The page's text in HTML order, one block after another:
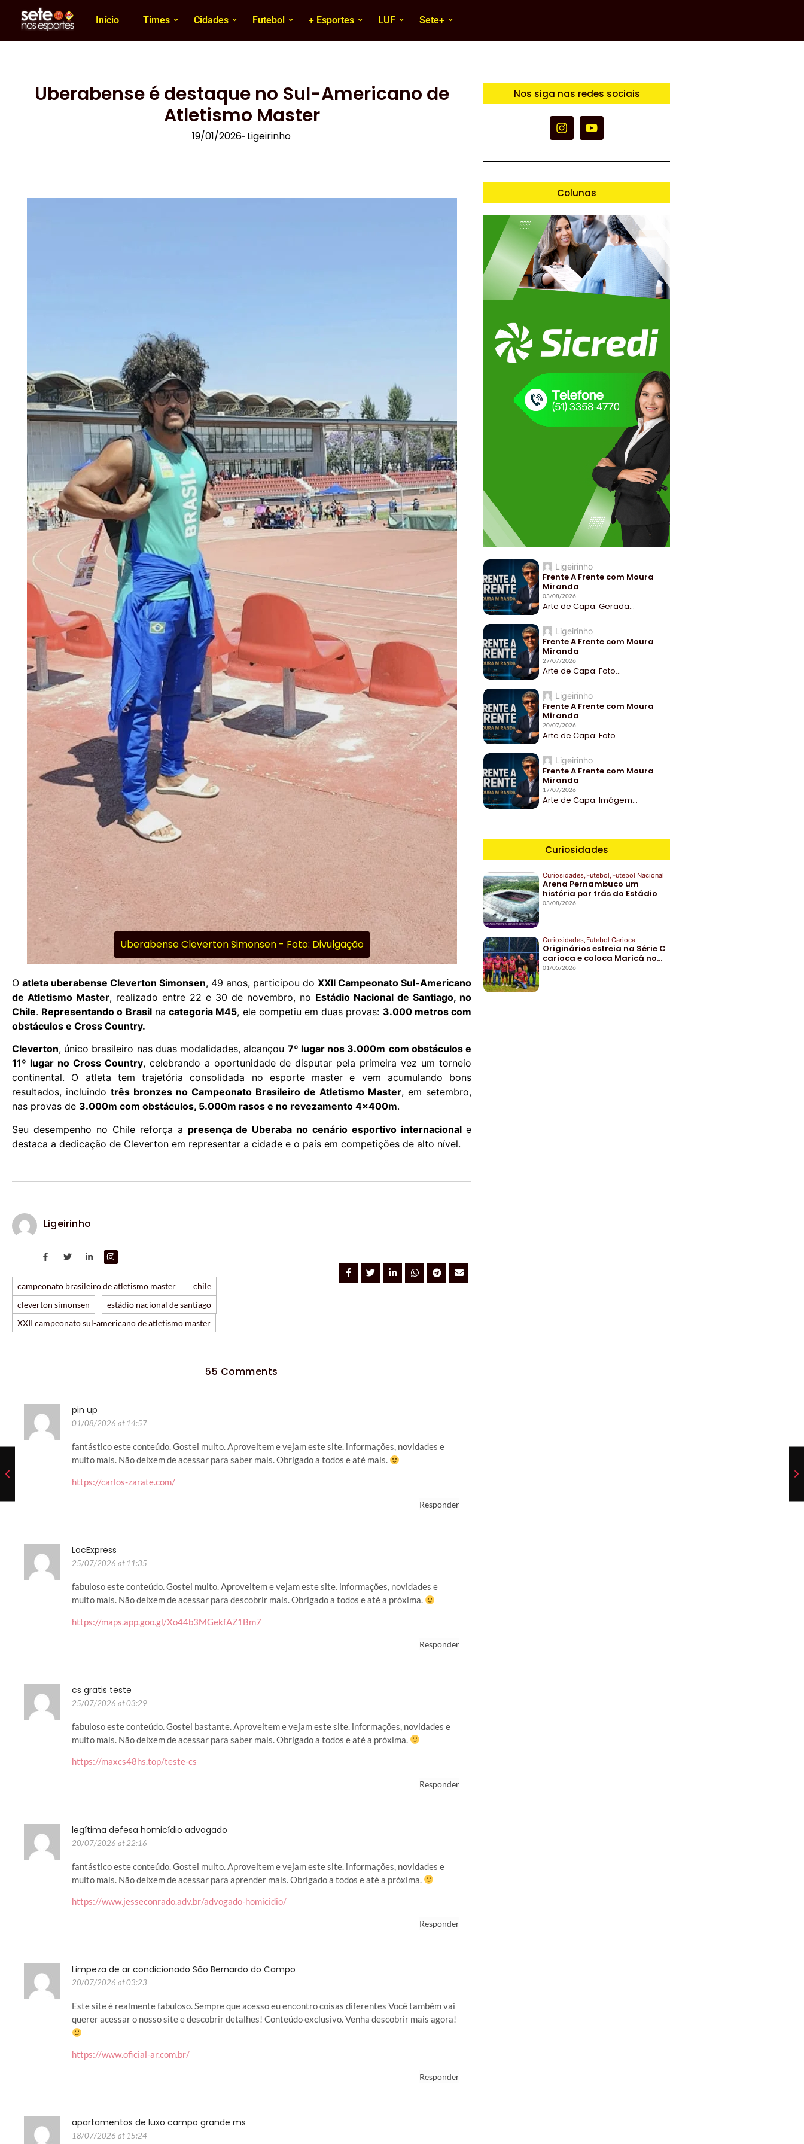
Início Times Cidades Futebol + Esportes LUF Sete+
Uberabense é destaque no Sul-Americano de
Atletismo Master
19/01/2026- Ligeirinho
Uberabense Cleverton Simonsen - Foto: Divulgação
O atleta uberabense Cleverton Simonsen, 49 anos, participou do XXII Campeonato Sul-Americano
de Atletismo Master, realizado entre 22 e 30 de novembro, no Estádio Nacional de Santiago, no
Chile. Representando o Brasilnacategoria M45, ele competiu em duas provas: 3.000 metros com
obstáculos e Cross Country.
Cleverton, único brasileiro nas duas modalidades, alcançou 7º lugar nos 3.000m com obstáculos e
11º lugar no Cross Country, celebrando a oportunidade de disputar pela primeira vez um torneio
continental. O atleta tem trajetória consolidada no esporte master e vem acumulando bons
resultados, incluindo três bronzes no Campeonato Brasileiro de Atletismo Master, em setembro,
nas provas de 3.000m com obstáculos, 5.000m rasos e no revezamento 4x400m.
Seu desempenho no Chile reforça a presença de Uberaba no cenário esportivo internacionale
destaca a dedicação de Cleverton em representar a cidade e o país em competições de alto nível.
Ligeirinho
campeonato brasileiro de atletismo master
chile
cleverton simonsen
estádio nacional de santiago
XXII campeonato sul-americano de atletismo master
55 Comments
pin up
01/08/2026 at 14:57
fantástico este conteúdo. Gostei muito. Aproveitem e vejam este site. informações, novidades e
muito mais. Não deixem de acessar para saber mais. Obrigado a todos e até mais.
https://carlos-zarate.com/
Responder
LocExpress
25/07/2026 at 11:35
fabuloso este conteúdo. Gostei muito. Aproveitem e vejam este site. informações, novidades e
muito mais. Não deixem de acessar para descobrir mais. Obrigado a todos e até a próxima.
https://maps.app.goo.gl/Xo44b3MGekfAZ1Bm7
Responder
cs gratis teste
25/07/2026 at 03:29
fabuloso este conteúdo. Gostei bastante. Aproveitem e vejam este site. informações, novidades e
muito mais. Não deixem de acessar para saber mais. Obrigado a todos e até a próxima.
https://maxcs48hs.top/teste-cs
Responder
legítima defesa homicídio advogado
20/07/2026 at 22:16
fantástico este conteúdo. Gostei muito. Aproveitem e vejam este site. informações, novidades e
muito mais. Não deixem de acessar para aprender mais. Obrigado a todos e até a próxima.
https://www.jesseconrado.adv.br/advogado-homicidio/
Responder
Limpeza de ar condicionado São Bernardo do Campo
20/07/2026 at 03:23
Este site é realmente fabuloso. Sempre que acesso eu encontro coisas diferentes Você também vai
querer acessar o nosso site e descobrir detalhes! Conteúdo exclusivo. Venha descobrir mais agora!
https://www.oficial-ar.com.br/
Responder
apartamentos de luxo campo grande ms
18/07/2026 at 15:24
Nos siga nas redes sociais
Colunas
Ligeirinho
Frente A Frente com Moura
Miranda
03/08/2026
Arte de Capa: Gerada...
Ligeirinho
Frente A Frente com Moura
Miranda
27/07/2026
Arte de Capa: Foto...
Ligeirinho
Frente A Frente com Moura
Miranda
20/07/2026
Arte de Capa: Foto...
Ligeirinho
Frente A Frente com Moura
Miranda
17/07/2026
Arte de Capa: Imágem...
Curiosidades
Curiosidades Futebol Futebol Nacional
Arena Pernambuco um
história por trás do Estádio
03/08/2026
Curiosidades Futebol Carioca
Originários estreia na Série C
carioca e coloca Maricá no…
01/05/2026